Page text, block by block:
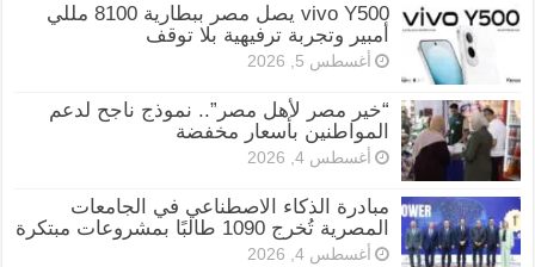
vivo Y500 يصل مصر ببطارية 8100 مللي
أمبير وتجربة ترفيهية بلا توقف
أغسطس 5, 2026
“خير مصر لأهل مصر”.. نموذج ناجح لدعم
المواطنين بأسعار مخفضة
أغسطس 4, 2026
مبادرة الذكاء الاصطناعي في الجامعات
المصرية تُخرج 1090 طالبًا بمشروعات مبتكرة
أغسطس 4, 2026